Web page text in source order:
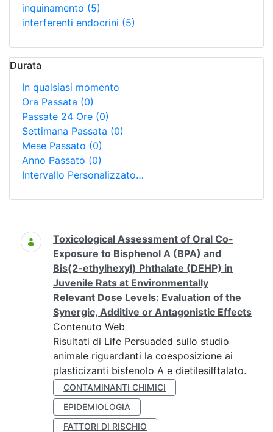
inquinamento (5)
interferenti endocrini (5)
Durata
In qualsiasi momento
Ora Passata (0)
Passate 24 Ore (0)
Settimana Passata (0)
Mese Passato (0)
Anno Passato (0)
Intervallo Personalizzato…
Ricerca
Toxicological Assessment of Oral Co-
Exposure to Bisphenol A (BPA) and
Bis(2-ethylhexyl) Phthalate (DEHP) in
Juvenile Rats at Environmentally
Relevant Dose Levels: Evaluation of the
Synergic, Additive or Antagonistic Effects
Contenuto Web
Risultati di Life Persuaded sullo studio
animale riguardanti la coesposizione ai
plasticizanti bisfenolo A e dietilesilftalato.
CONTAMINANTI CHIMICI
EPIDEMIOLOGIA
FATTORI DI RISCHIO